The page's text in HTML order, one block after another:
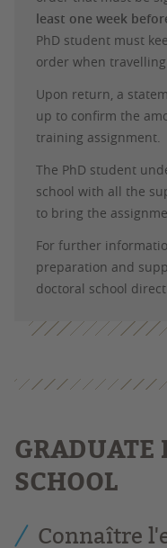
least one week
PhD student must
order when
Upon return, a
up to confirm the
training assignment.
The PhD student
school with all the
to bring the
For further
preparation and
doctoral school
GRADUATE
SCHOOL
Connaître